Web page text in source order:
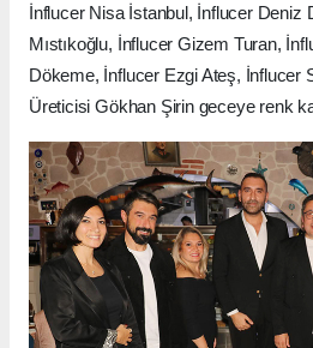
İnflucer Nisa İstanbul, İnflucer Deniz
Mıstıkoğlu, İnflucer Gizem Turan,
Dökeme, İnflucer Ezgi Ateş, İnflucer
Üreticisi Gökhan Şirin geceye renk